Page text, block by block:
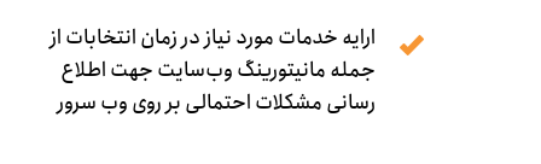
ارایه خدمات مورد نیاز در زمان انتخابات از
جمله مانیتورینگ وب‌سایت جهت اطلاع
رسانی مشکلات احتمالی بر روی وب سرور